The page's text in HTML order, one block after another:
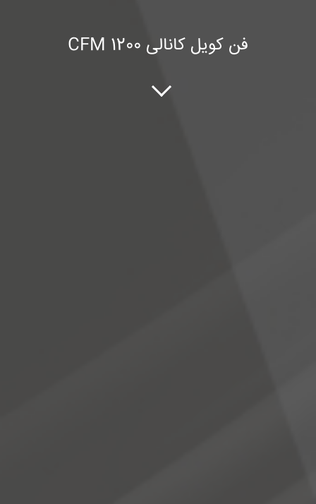
فن کویل کانالی CFM 1200